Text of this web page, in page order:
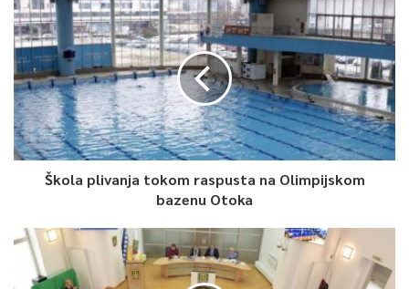
nije donijela Zakon o Akademiji nauka i umjetnosti BiH. Tim
Zakonom, donesenim 1966. godine ustanovljena je Akademija
nauka i umjetnosti Bosne i Hercegovine, kao najviša naučna i
umjetnička institucija na prostoru države BiH.
Zakonom je Akademiji nauka i umjetnosti Bosne i Hercegovine
stavljeno u zadatak da vodi brigu o ukupnom razvoju nauke i
umjetnosti, da organizira naučna istraživanja i umjetničke
manifestacije, da objavljuje radove svojih članova i saradnika
umjetnosti u zemlji.
Škola plivanja tokom raspusta na Olimpijskom
bazenu Otoka